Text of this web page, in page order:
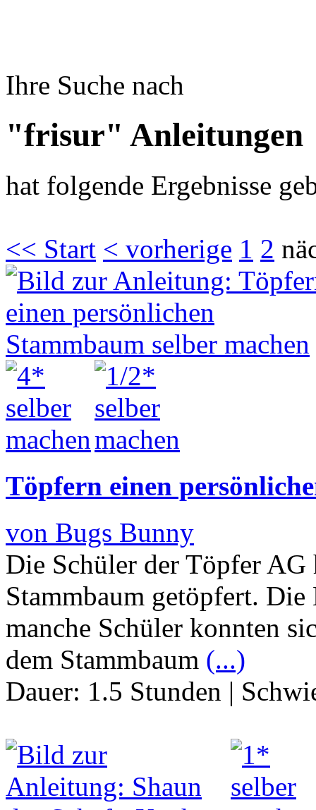
Ihre Suche nach
"frisur" Anleitungen
hat folgende Ergebnisse
<< Start < vorherige 1 2
Töpfern einen
von Bugs Bunny
Die Schüler der Töpfer AG
Stammbaum getöpfert.
manche Schüler konnten
dem Stammbaum (...)
Dauer: 1.5 Stunden |